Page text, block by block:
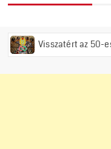
az 50-es évek